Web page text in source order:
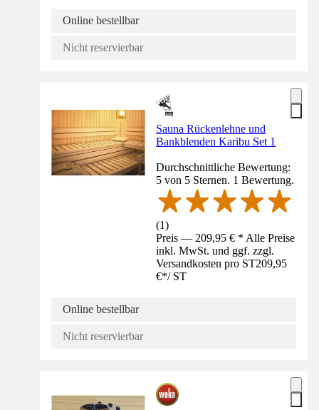
Online bestellbar
Nicht reservierbar
Sauna Rückenlehne und
Bankblenden Karibu Set 1
Durchschnittliche Bewertung:
5 von 5 Sternen. 1 Bewertung.
(1)
Preis — 209,95 € * Alle Preise
inkl. MwSt. und ggf. zzgl.
Versandkosten pro ST209,95
€*/ ST
Online bestellbar
Nicht reservierbar